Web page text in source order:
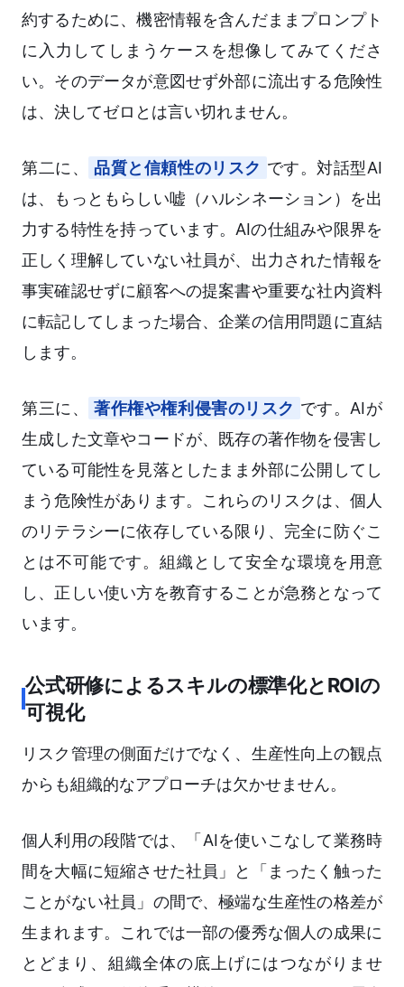
約するために、機密情報を含んだままプロンプト
に入力してしまうケースを想像してみてくださ
い。そのデータが意図せず外部に流出する危険性
は、決してゼロとは言い切れません。
第二に、 品質と信頼性のリスク です。対話型AI
は、もっともらしい嘘（ハルシネーション）を出
力する特性を持っています。AIの仕組みや限界を
正しく理解していない社員が、出力された情報を
事実確認せずに顧客への提案書や重要な社内資料
に転記してしまった場合、企業の信用問題に直結
します。
第三に、 著作権や権利侵害のリスク です。AIが
生成した文章やコードが、既存の著作物を侵害し
ている可能性を見落としたまま外部に公開してし
まう危険性があります。これらのリスクは、個人
のリテラシーに依存している限り、完全に防ぐこ
とは不可能です。組織として安全な環境を用意
し、正しい使い方を教育することが急務となって
います。
公式研修によるスキルの標準化とROIの
可視化
リスク管理の側面だけでなく、生産性向上の観点
からも組織的なアプローチは欠かせません。
個人利用の段階では、「AIを使いこなして業務時
間を大幅に短縮させた社員」と「まったく触った
ことがない社員」の間で、極端な生産性の格差が
生まれます。これでは一部の優秀な個人の成果に
とどまり、組織全体の底上げにはつながりませ